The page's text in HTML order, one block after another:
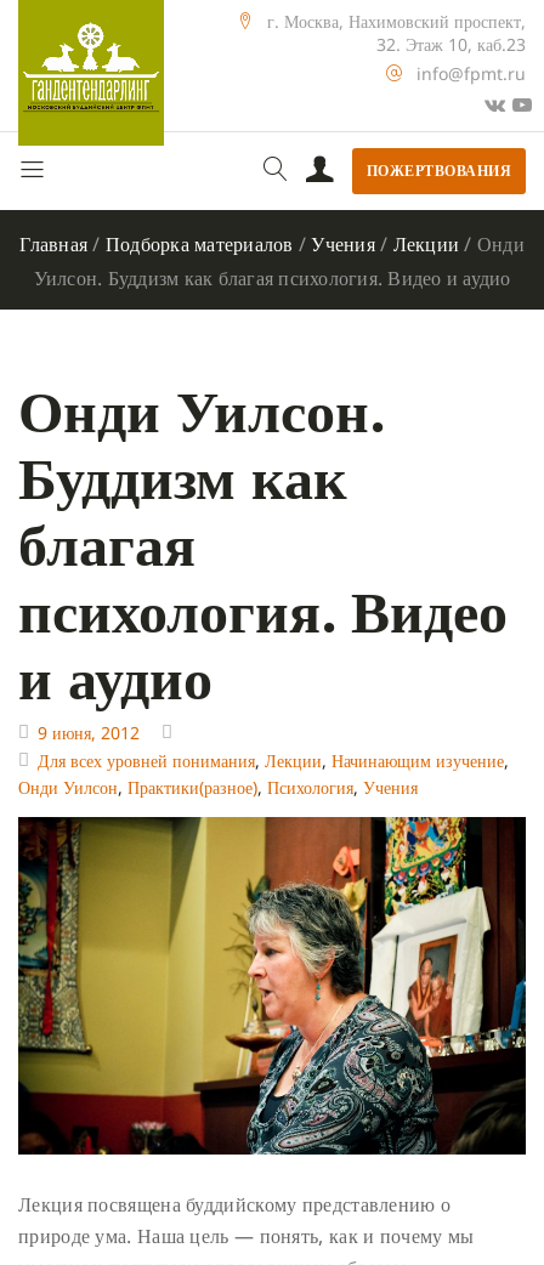
г. Москва, Нахимовский проспект,
32. Этаж 10, каб.23
info@fpmt.ru
ПОЖЕРТВОВАНИЯ
Главная/ Подборка материалов /Учения/ Лекции / Онди
Уилсон. Буддизм как благая психология. Видео и аудио
Онди Уилсон.
Буддизм как
благая
психология. Видео
и аудио
9 июня, 2012
Для всех уровней понимания, Лекции, Начинающим изучение,
Онди Уилсон, Практики(разное), Психология, Учения
Лекция посвящена буддийскому представлению о
природе ума. Наша цель — понять, как и почему мы